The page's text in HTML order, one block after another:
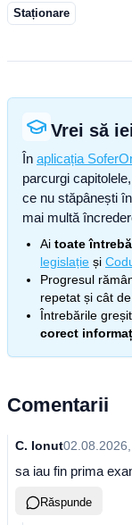
Staționare
Vrei să
În aplicația
parcurgi
ce nu stăpânești
mai multă
Ai toate
legislație și
Progresul
repetat și cât
Întrebările
corect
Comentarii
C. Ionut
sa iau fin prima
Răspunde